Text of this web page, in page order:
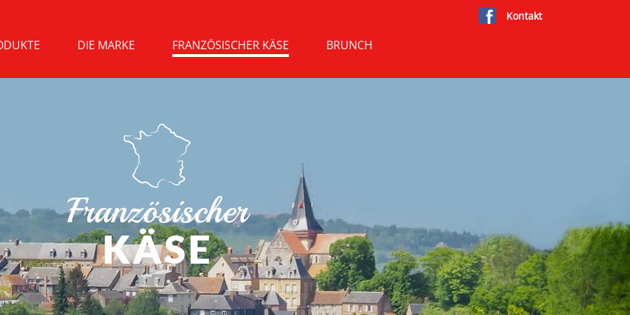
DIE MARKE FRANZÖSISCHER KÄSE BRUNCH
Kontakt
Französischer
KÄSE